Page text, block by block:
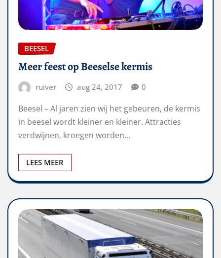
BEESEL
Meer feest op Beeselse kermis
ruiver aug 24, 2017 0
Beesel – Al jaren zien wij het gebeuren, de kermis
in beesel wordt kleiner en kleiner. Attracties
verdwijnen, kroegen worden…
LEES MEER